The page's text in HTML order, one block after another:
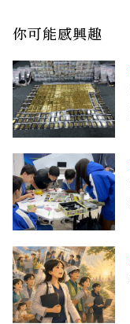
你可能感興趣